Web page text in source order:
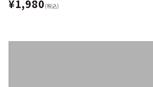
¥1,980 (税込)